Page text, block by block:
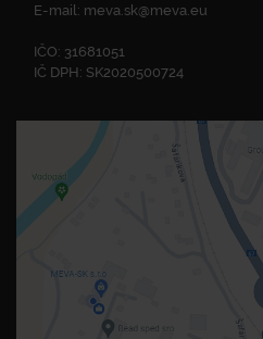
E-mail: meva.sk@meva.eu
IČO: 31681051
IČ DPH: SK2020500724